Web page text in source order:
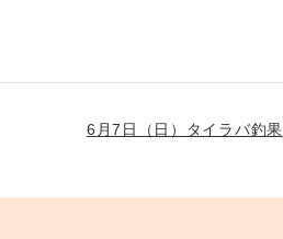
6月7日（日）タイラバ釣果